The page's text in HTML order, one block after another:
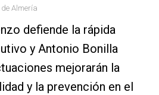
de Almería
defiende la rápida
y Antonio Bonilla
mejorarán la
y la prevención en el